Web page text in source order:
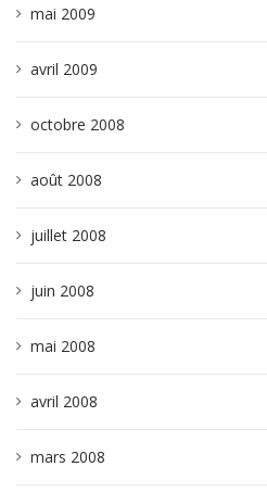
mai 2009
avril 2009
octobre 2008
août 2008
juillet 2008
juin 2008
mai 2008
avril 2008
mars 2008